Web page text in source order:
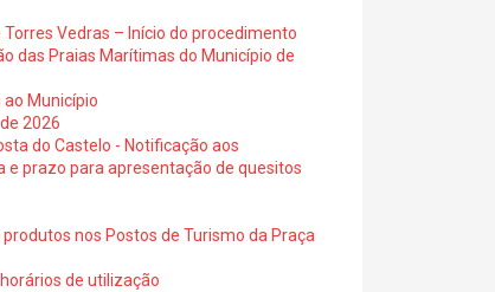
Vedras – Início do procedimento
das Praias Marítimas do Município de
Município
2026
do Castelo - Notificação aos
e prazo para apresentação de quesitos
nos Postos de Turismo da Praça
de utilização